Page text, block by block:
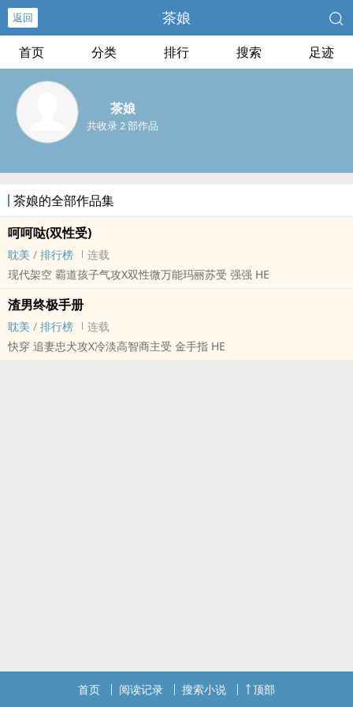
返回 茶娘
首页 分类 排行 搜索 足迹
茶娘
共收录 2 部作品
茶娘的全部作品集
呵呵哒(双性受)
耽美 / 排行榜
连载
现代架空 霸道孩子气攻X双性微万能玛丽苏受 强强 HE
渣男终极手册
耽美 / 排行榜
连载
快穿 追妻忠犬攻X冷淡高智商主受 金手指 HE
首页 阅读记录 搜索小说 顶部